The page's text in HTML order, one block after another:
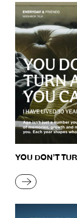
YOU DON’T
READ MORE